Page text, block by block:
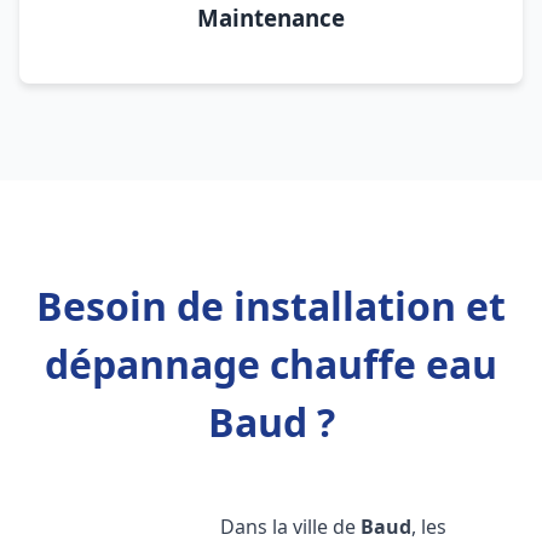
Maintenance
Besoin de installation et
dépannage chauffe eau
Baud ?
Dans la ville de Baud, les